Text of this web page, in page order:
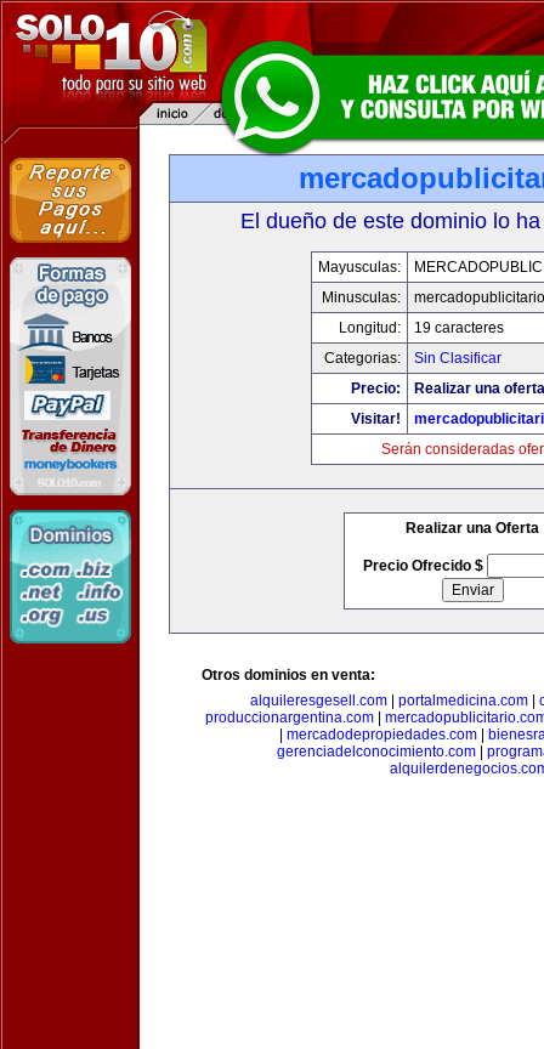
El dueño de este dominio lo
Mayusculas:
Minusculas:
Longitud:
19 caracteres
Categorias:
Sin Clasificar
Precio:
Realizar una
Visitar!
Serán consideradas
Realizar una Oferta
Precio Ofrecido $
Otros dominios en venta:
alquileresgesell.com
portalmedicina.com
produccionargentina.com|
mercadodepropiedades.com
gerenciadelconocimiento.com